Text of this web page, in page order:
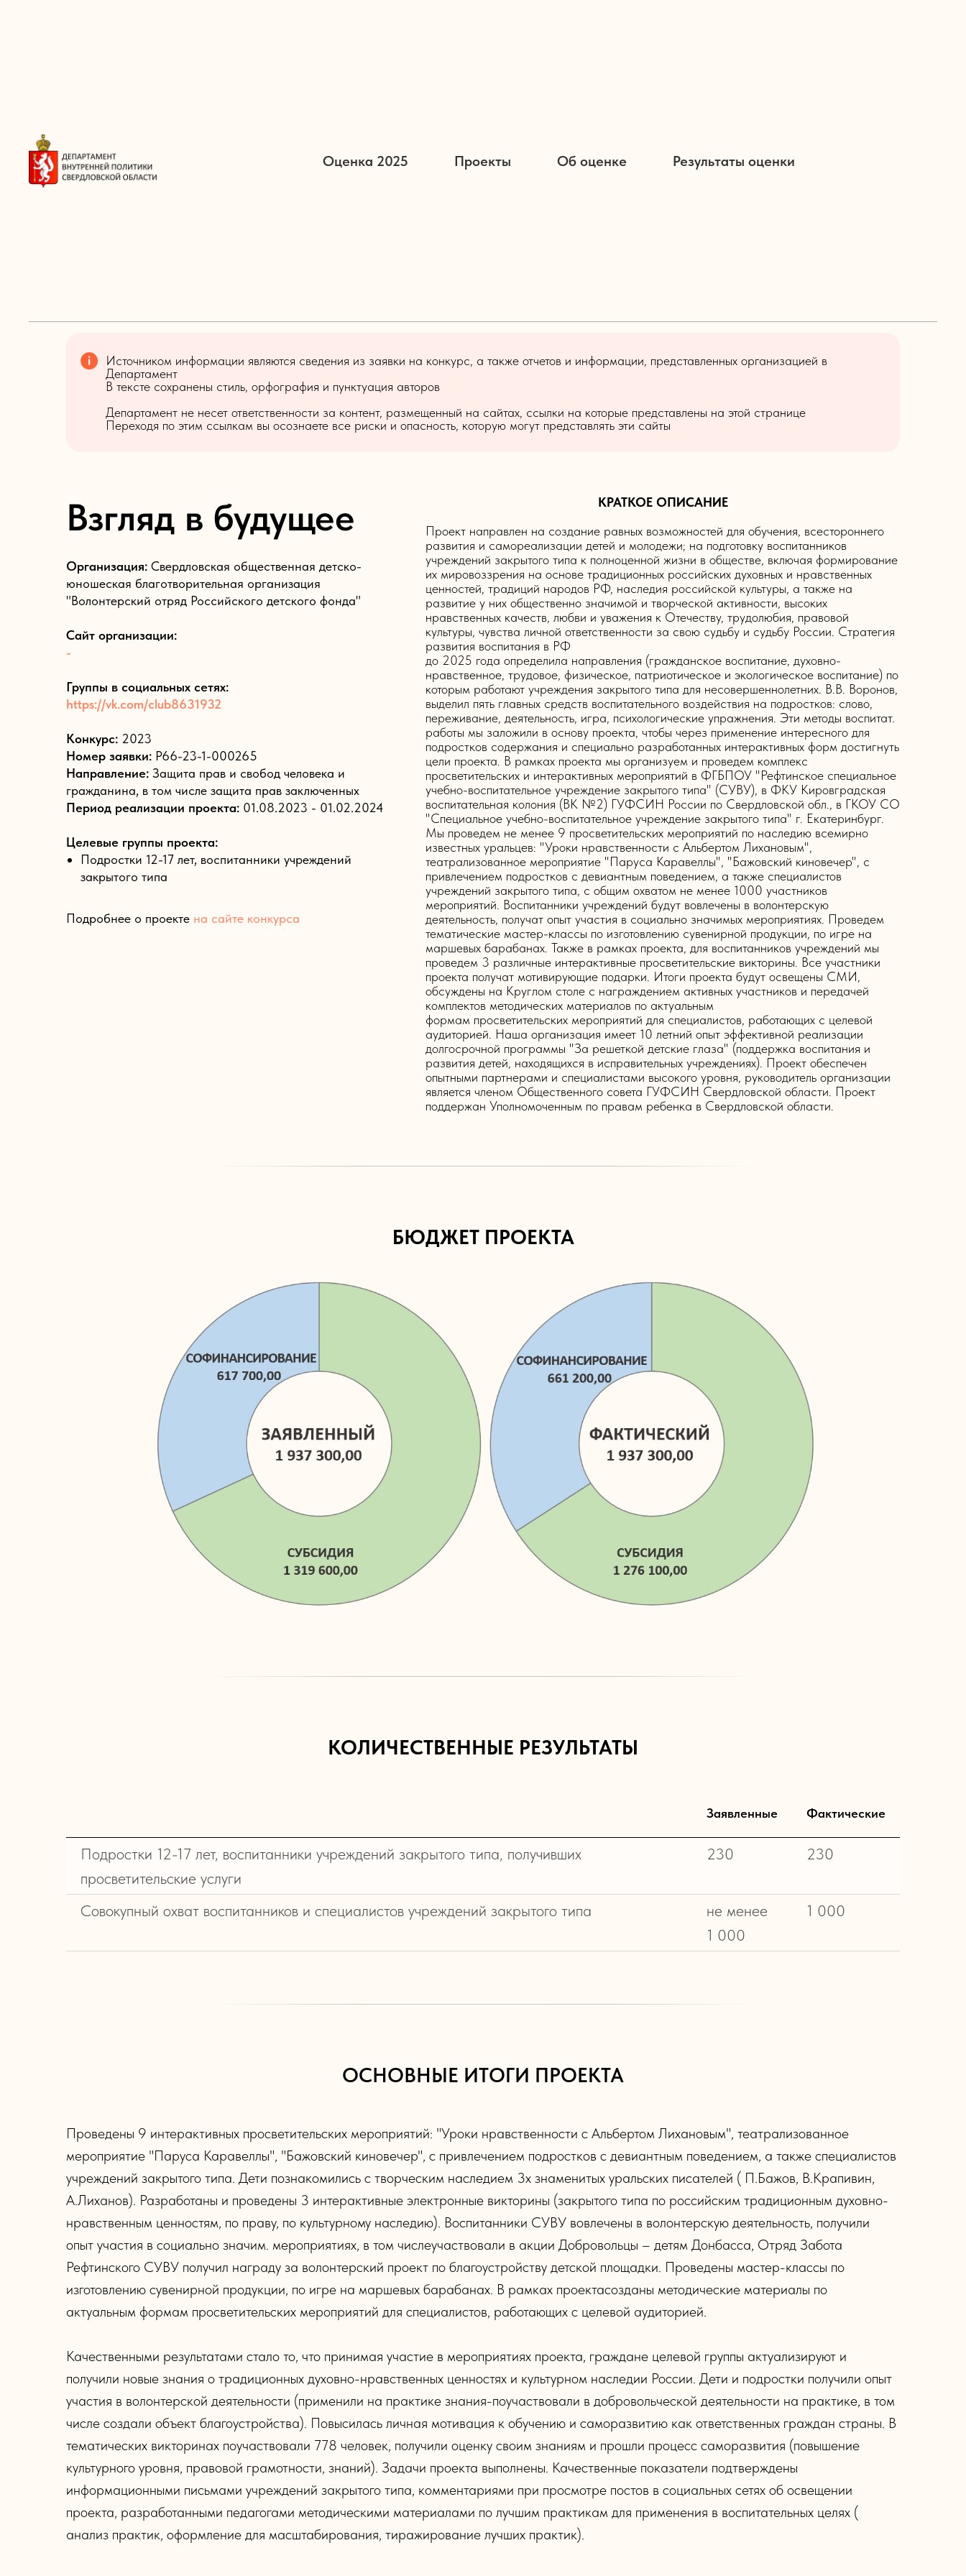
Оценка 2025 Проекты Об оценке Результаты оценки
Источником информации являются сведения из заявки на конкурс, а также отчетов и информации, представленных организацией в
Департамент
В тексте сохранены стиль, орфография и пунктуация авторов
Департамент не несет ответственности за контент, размещенный на сайтах, ссылки на которые представлены на этой странице
Переходя по этим ссылкам вы осознаете все риски и опасность, которую могут представлять эти сайты
Взгляд в будущее
Организация: Свердловская общественная детско-
юношеская благотворительная организация
"Волонтерский отряд Российского детского фонда"
Сайт организации:
-
Группы в социальных сетях:
https://vk.com/club8631932
Конкурс: 2023
Номер заявки: Р66-23-1-000265
Направление: Защита прав и свобод человека и
гражданина, в том числе защита прав заключенных
Период реализации проекта: 01.08.2023 - 01.02.2024
Целевые группы проекта:
Подростки 12-17 лет, воспитанники учреждений
закрытого типа
Подробнее о проекте на сайте конкурса
КРАТКОЕ ОПИСАНИЕ
Проект направлен на создание равных возможностей для обучения, всестороннего
развития и самореализации детей и молодежи; на подготовку воспитанников
учреждений закрытого типа к полноценной жизни в обществе, включая формирование
их мировоззрения на основе традиционных российских духовных и нравственных
ценностей, традиций народов РФ, наследия российской культуры, а также на
развитие у них общественно значимой и творческой активности, высоких
нравственных качеств, любви и уважения к Отечеству, трудолюбия, правовой
культуры, чувства личной ответственности за свою судьбу и судьбу России. Стратегия
развития воспитания в РФ
до 2025 года определила направления (гражданское воспитание, духовно-
нравственное, трудовое, физическое, патриотическое и экологическое воспитание) по
которым работают учреждения закрытого типа для несовершеннолетних. В.В. Воронов,
выделил пять главных средств воспитательного воздействия на подростков: слово,
переживание, деятельность, игра, психологические упражнения. Эти методы воспитат.
работы мы заложили в основу проекта, чтобы через применение интересного для
подростков содержания и специально разработанных интерактивных форм достигнуть
цели проекта. В рамках проекта мы организуем и проведем комплекс
просветительских и интерактивных мероприятий в ФГБПОУ "Рефтинское специальное
учебно-воспитательное учреждение закрытого типа" (СУВУ), в ФКУ Кировградская
воспитательная колония (ВК №2) ГУФСИН России по Свердловской обл., в ГКОУ СО
"Специальное учебно-воспитательное учреждение закрытого типа" г. Екатеринбург.
Мы проведем не менее 9 просветительских мероприятий по наследию всемирно
известных уральцев: "Уроки нравственности с Альбертом Лихановым",
театрализованное мероприятие "Паруса Каравеллы", "Бажовский киновечер", с
привлечением подростков с девиантным поведением, а также специалистов
учреждений закрытого типа, с общим охватом не менее 1000 участников
мероприятий. Воспитанники учреждений будут вовлечены в волонтерскую
деятельность, получат опыт участия в социально значимых мероприятиях. Проведем
тематические мастер-классы по изготовлению сувенирной продукции, по игре на
маршевых барабанах. Также в рамках проекта, для воспитанников учреждений мы
проведем 3 различные интерактивные просветительские викторины. Все участники
проекта получат мотивирующие подарки. Итоги проекта будут освещены СМИ,
обсуждены на Круглом столе с награждением активных участников и передачей
комплектов методических материалов по актуальным
формам просветительских мероприятий для специалистов, работающих с целевой
аудиторией. Наша организация имеет 10 летний опыт эффективной реализации
долгосрочной программы "За решеткой детские глаза" (поддержка воспитания и
развития детей, находящихся в исправительных учреждениях). Проект обеспечен
опытными партнерами и специалистами высокого уровня, руководитель организации
является членом Общественного совета ГУФСИН Свердловской области. Проект
поддержан Уполномоченным по правам ребенка в Свердловской области.
БЮДЖЕТ ПРОЕКТА
КОЛИЧЕСТВЕННЫЕ РЕЗУЛЬТАТЫ
Заявленные Фактические
Подростки 12-17 лет, воспитанники учреждений закрытого типа, получивших
просветительские услуги
230 230
Совокупный охват воспитанников и специалистов учреждений закрытого типа
не менее
1 000
1 000
ОСНОВНЫЕ ИТОГИ ПРОЕКТА
Проведены 9 интерактивных просветительских мероприятий: "Уроки нравственности с Альбертом Лихановым", театрализованное
мероприятие "Паруса Каравеллы", "Бажовский киновечер", с привлечением подростков с девиантным поведением, а также специалистов
учреждений закрытого типа. Дети познакомились с творческим наследием 3х знаменитых уральских писателей ( П.Бажов, В.Крапивин,
А.Лиханов). Разработаны и проведены 3 интерактивные электронные викторины (закрытого типа по российским традиционным духовно-
нравственным ценностям, по праву, по культурному наследию). Воспитанники СУВУ вовлечены в волонтерскую деятельность, получили
опыт участия в социально значим. мероприятиях, в том числеучаствовали в акции Добровольцы – детям Донбасса, Отряд Забота
Рефтинского СУВУ получил награду за волонтерский проект по благоустройству детской площадки. Проведены мастер-классы по
изготовлению сувенирной продукции, по игре на маршевых барабанах. В рамках проектасозданы методические материалы по
актуальным формам просветительских мероприятий для специалистов, работающих с целевой аудиторией.
Качественными результатами стало то, что принимая участие в мероприятиях проекта, граждане целевой группы актуализируют и
получили новые знания о традиционных духовно-нравственных ценностях и культурном наследии России. Дети и подростки получили опыт
участия в волонтерской деятельности (применили на практике знания-поучаствовали в добровольческой деятельности на практике, в том
числе создали объект благоустройства). Повысилась личная мотивация к обучению и саморазвитию как ответственных граждан страны. В
тематических викторинах поучаствовали 778 человек, получили оценку своим знаниям и прошли процесс саморазвития (повышение
культурного уровня, правовой грамотности, знаний). Задачи проекта выполнены. Качественные показатели подтверждены
информационными письмами учреждений закрытого типа, комментариями при просмотре постов в социальных сетях об освещении
проекта, разработанными педагогами методическими материалами по лучшим практикам для применения в воспитательных целях (
анализ практик, оформление для масштабирования, тиражирование лучших практик).